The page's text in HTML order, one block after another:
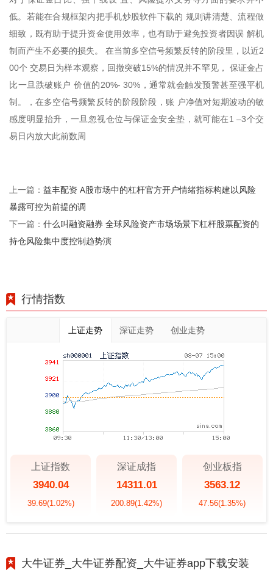
低。若能在合规框架内把手机炒股软件下载的 规则讲清楚、流程做
细致，既有助于提升资金使用效率，也有助于避免投资者因误 解机
制而产生不必要的损失。 在当前多空信号频繁反转的阶段里，以近2
00个 交易日为样本观察，回撤突破15%的情况并不罕见， 保证金占
比一旦跌破账户 价值的20%- 30%，通常就会触发预警甚至强平机
制。，在多空信号频繁反转的阶段阶段，账 户净值对短期波动的敏
感度明显抬升，一旦忽视仓位与保证金安全垫，就可能在1 –3个交
易日内放大此前数周
上一篇： 益丰配资 A股市场中的杠杆官方开户情绪指标构建以风险
暴露可控为前提的调
下一篇： 什么叫融资融券 全球风险资产市场场景下杠杆股票配资的
持仓风险集中度控制趋势演
行情指数
上证走势 深证走势 创业走势
上证指数
3940.04
39.69(1.02%)
深证成指
14311.01
200.89(1.42%)
创业板指
3563.12
47.56(1.35%)
大牛证券_大牛证券配资_大牛证券app下载安装